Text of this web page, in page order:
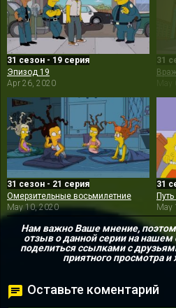
31 сезон - 19 серия
Эпизод 19
Apr 26, 2020
31
May
31 сезон - 21 серия
Омерзительные восьмилетние
May 10, 2020
31
May
Нам важно Ваше мнение,
отзыв о данной серии на нашем
поделиться ссылками с
приятного просмотра
Оставьте коментарий